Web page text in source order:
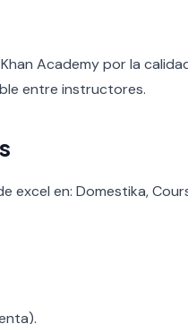
Academy por la
entre instructores.
excel en: Domestika,